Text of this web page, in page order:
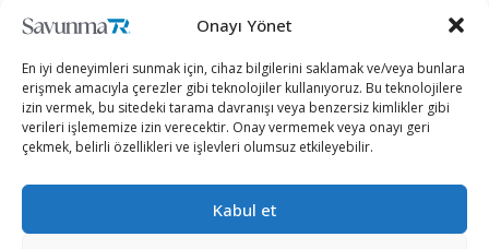
Onayı Yönet
En iyi deneyimleri sunmak için, cihaz bilgilerini saklamak ve/veya bunlara
erişmek amacıyla çerezler gibi teknolojiler kullanıyoruz. Bu teknolojilere
izin vermek, bu sitedeki tarama davranışı veya benzersiz kimlikler gibi
verileri işlememize izin verecektir. Onay vermemek veya onayı geri
çekmek, belirli özellikleri ve işlevleri olumsuz etkileyebilir.
Kabul et
+90 530 308 17 96
iletisim@savunmatr.com
2026 © Savunma TR. Tüm Hakları Saklıdır.